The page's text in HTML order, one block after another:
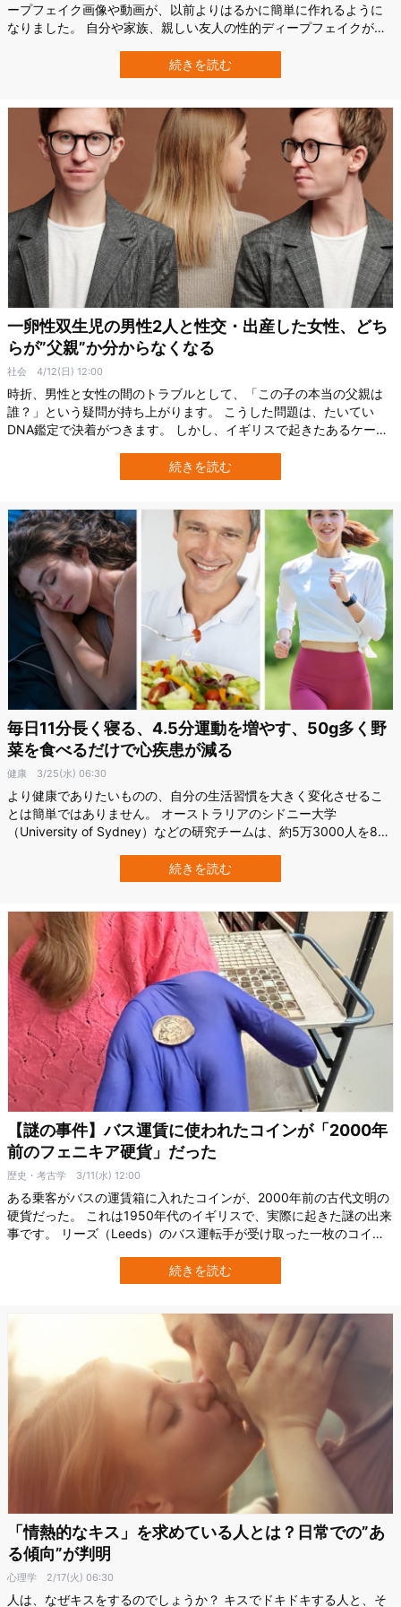
ープフェイク画像や動画が、以前よりはるかに簡単に作れるように
なりました。 自分や家族、親しい友人の性的ディープフェイクがネ
でしょう。 ところが、Googleなどの研究チームによる新たな研究で
は、こうした画像を作成・共有する人の中には、それを「冗談」や
続きを読む
一卵性双生児の男性2人と性交・出産した女性、どち
らが”父親”か分からなくなる
社会 4/12(日) 12:00
時折、男性と女性の間のトラブルとして、「この子の本当の父親は
誰？」という疑問が持ち上がります。 こうした問題は、たいてい
DNA鑑定で決着がつきます。 しかし、イギリスで起きたあるケース
一卵性双生児の兄弟と関係を持った女性が出産した子どもについ
て、どちらが父親なのか、科学的にも法的にも特定できなかったの
続きを読む
毎日11分長く寝る、4.5分運動を増やす、50g多く野
菜を食べるだけで心疾患が減る
健康 3/25(水) 06:30
より健康でありたいものの、自分の生活習慣を大きく変化させるこ
とは簡単ではありません。 オーストラリアのシドニー大学
（University of Sydney）などの研究チームは、約5万3000人を8年
少しずつ同時に改善するだけで、心筋梗塞や心不全、脳卒中といっ
た重大な心血管イベントのリスク低下につながる可能性を示しまし
続きを読む
【謎の事件】バス運賃に使われたコインが「2000年
前のフェニキア硬貨」だった
歴史・考古学 3/11(水) 12:00
ある乗客がバスの運賃箱に入れたコインが、2000年前の古代文明の
硬貨だった。 これは1950年代のイギリスで、実際に起きた謎の出来
事です。 リーズ（Leeds）のバス運転手が受け取った一枚のコイン
って調べてみると、その正体は古代フェニキア人が鋳造した稀少な
約2000年前の硬貨だったのです。 なぜ古代のコインが20世紀のバ
続きを読む
「情熱的なキス」を求めている人とは？日常での”あ
る傾向”が判明
心理学 2/17(火) 06:30
人は、なぜキスをするのでしょうか？ キスでドキドキする人と、そ